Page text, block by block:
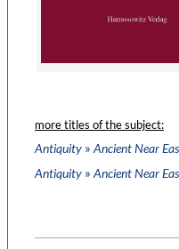
more titles of the subject:
Antiquity » Ancient Near
Antiquity » Ancient Near